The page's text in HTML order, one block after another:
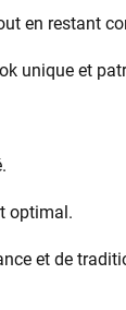
en restant
unique et
optimal.
et de